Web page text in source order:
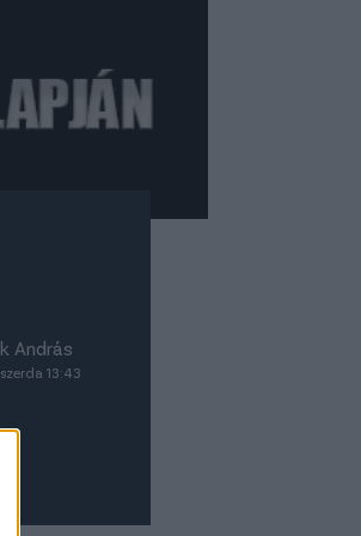
András
13:43